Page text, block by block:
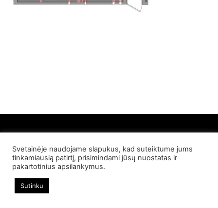
© 2022 Palangos NT. Visos teisės saugomos
Svetainėje naudojame slapukus, kad suteiktume jums
tinkamiausią patirtį, prisimindami jūsų nuostatas ir
pakartotinius apsilankymus.
Sutinku